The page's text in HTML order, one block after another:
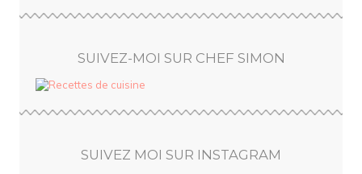
SUIVEZ-MOI SUR CHEF SIMON
SUIVEZ MOI SUR INSTAGRAM